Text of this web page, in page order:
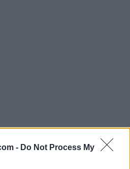
- Do Not Process My